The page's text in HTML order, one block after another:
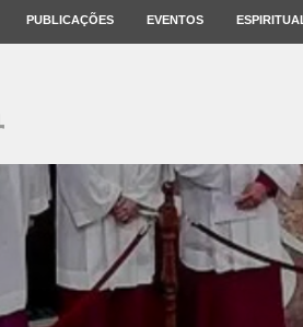
PUBLICAÇÕES EVENTOS